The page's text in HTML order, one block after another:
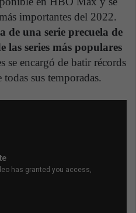
importantes del 2022.
de una serie precuela de
las series más populares
se encargó de batir récords
sus temporadas.